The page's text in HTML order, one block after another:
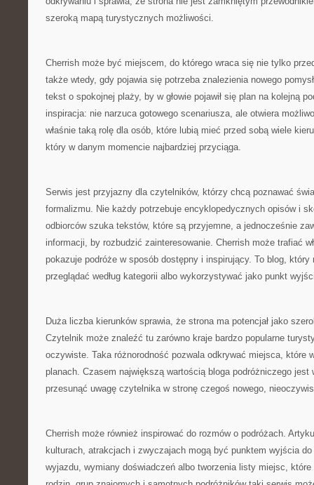
szeroką mapą turystycznych możliwości.
Cherrish może być miejscem, do którego wraca się nie tylko
także wtedy, gdy pojawia się potrzeba znalezienia nowego
tekst o spokojnej plaży, by w głowie pojawił się plan na kolejną
inspiracja: nie narzuca gotowego scenariusza, ale otwiera
właśnie taką rolę dla osób, które lubią mieć przed sobą wiele
który w danym momencie najbardziej przyciąga.
Serwis jest przyjazny dla czytelników, którzy chcą poznawać
formalizmu. Nie każdy potrzebuje encyklopedycznych opisów i
odbiorców szuka tekstów, które są przyjemne, a jednocześnie
informacji, by rozbudzić zainteresowanie. Cherrish może trafiać
pokazuje podróże w sposób dostępny i inspirujący. To blog,
przeglądać według kategorii albo wykorzystywać jako punkt
Duża liczba kierunków sprawia, że strona ma potencjał jako
Czytelnik może znaleźć tu zarówno kraje bardzo popularne
oczywiste. Taka różnorodność pozwala odkrywać miejsca, które
planach. Czasem największą wartością bloga podróżniczego jest
przesunąć uwagę czytelnika w stronę czegoś nowego,
Cherrish może również inspirować do rozmów o podróżach.
kulturach, atrakcjach i zwyczajach mogą być punktem wyjścia do
wyjazdu, wymiany doświadczeń albo tworzenia listy miejsc,